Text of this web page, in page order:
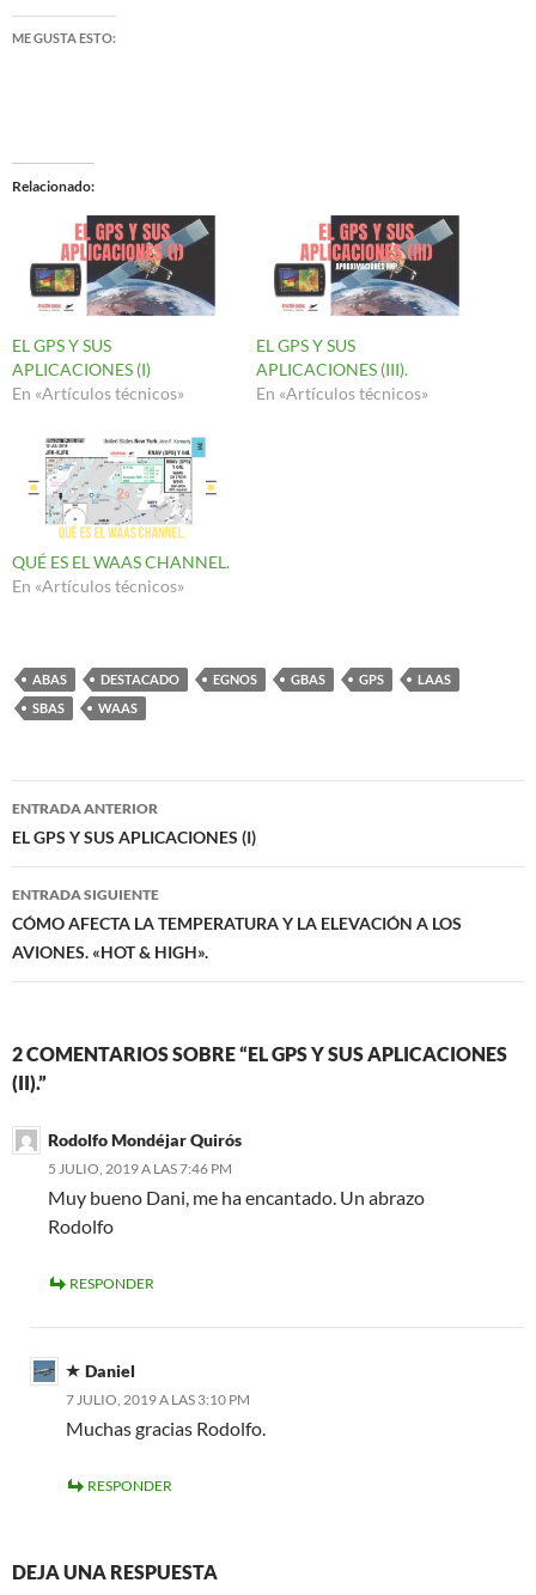
ME GUSTA ESTO:
Relacionado
EL GPS Y SUS
APLICACIONES (I)
En «Artículos técnicos»
EL GPS Y SUS
APLICACIONES (III).
En «Artículos técnicos»
QUÉ ES EL WAAS CHANNEL.
En «Artículos técnicos»
ABAS DESTACADO EGNOS GBAS GPS
LAAS
SBAS
WAAS
Navegación
de
entradas
ENTRADA ANTERIOR
EL GPS Y SUS APLICACIONES (I)
ENTRADA SIGUIENTE
CÓMO AFECTA LA TEMPERATURA Y LA ELEVACIÓN A LOS
AVIONES. «HOT & HIGH».
2 COMENTARIOS SOBRE “EL GPS Y SUS APLICACIONES
(II).”
Rodolfo Mondéjar Quirós
5 JULIO, 2019 A LAS 7:46 PM
Muy bueno Dani, me ha encantado. Un abrazo
Rodolfo
RESPONDER
Daniel
7 JULIO, 2019 A LAS 3:10 PM
Muchas gracias Rodolfo.
RESPONDER
DEJA UNA RESPUESTA